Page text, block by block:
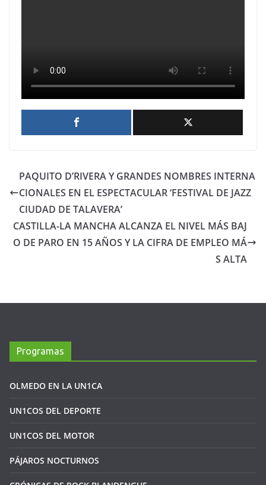
PAQUITO D’RIVERA Y GRANDES NOMBRES INTERNA
CIONALES EN EL ESPECTACULAR ‘FESTIVAL DE JAZZ
CIUDAD DE TALAVERA’
CASTILLA-LA MANCHA ALCANZA EL NIVEL MÁS BAJ
O DE PARO EN 15 AÑOS Y LA CIFRA DE EMPLEO MÁ
S ALTA
Programas
OLMEDO EN LA UN1CA
UN1COS DEL DEPORTE
UN1COS DEL MOTOR
PÁJAROS NOCTURNOS